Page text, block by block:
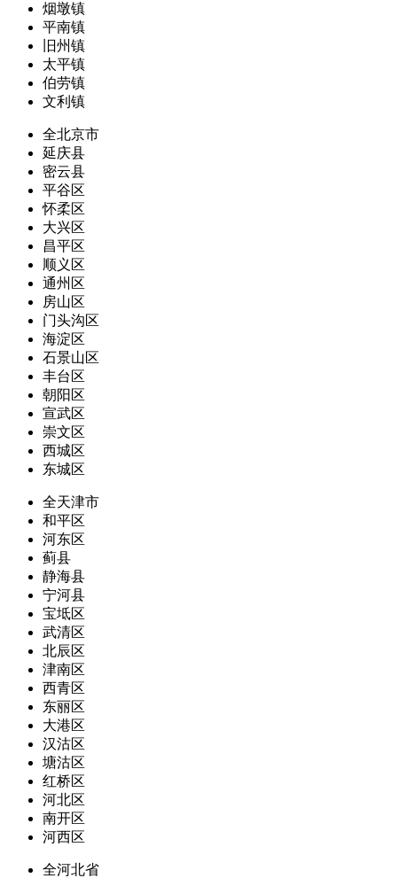
烟墩镇
平南镇
旧州镇
太平镇
伯劳镇
文利镇
全北京市
延庆县
密云县
平谷区
怀柔区
大兴区
昌平区
顺义区
通州区
房山区
门头沟区
海淀区
石景山区
丰台区
朝阳区
宣武区
崇文区
西城区
东城区
全天津市
和平区
河东区
蓟县
静海县
宁河县
宝坻区
武清区
北辰区
津南区
西青区
东丽区
大港区
汉沽区
塘沽区
红桥区
河北区
南开区
河西区
全河北省